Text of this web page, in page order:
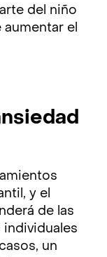
del niño
el
y el
de las
un